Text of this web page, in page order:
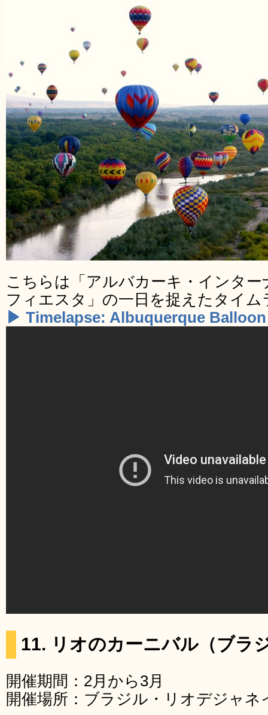
こちらは「アルバカーキ・インタ
フィエスタ」の一日を捉えたタイム
▶ Timelapse: Albuquerque Balloon
11. リオのカーニバル（ブラ
開催期間：2月から3月
開催場所：ブラジル・リオデジャネ